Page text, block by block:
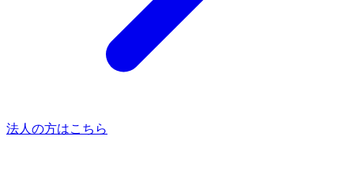
法人の方はこちら